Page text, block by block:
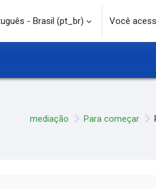
de pesquisa
- Brasil ‎(pt_br)‎ Você
mediação Para começar